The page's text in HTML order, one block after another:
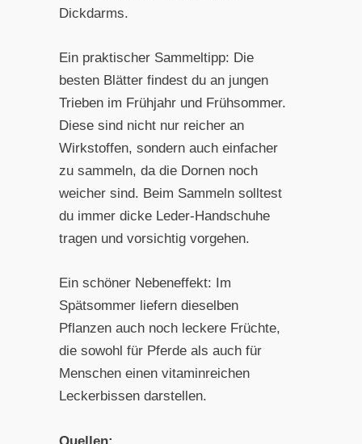
Dickdarms.
Ein praktischer Sammeltipp: Die
besten Blätter findest du an jungen
Trieben im Frühjahr und Frühsommer.
Diese sind nicht nur reicher an
Wirkstoffen, sondern auch einfacher
zu sammeln, da die Dornen noch
weicher sind. Beim Sammeln solltest
du immer dicke Leder-Handschuhe
tragen und vorsichtig vorgehen.
Ein schöner Nebeneffekt: Im
Spätsommer liefern dieselben
Pflanzen auch noch leckere Früchte,
die sowohl für Pferde als auch für
Menschen einen vitaminreichen
Leckerbissen darstellen.
Quellen: